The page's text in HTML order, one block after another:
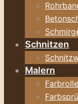
Schnitzen
Malern